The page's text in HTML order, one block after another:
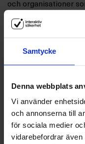
Samtycke
Denna webbplats
Vi använder
och annonserna till
för sociala medier
vidarebefordrar
och organisationer
kommentarsfälten i
tjänst som
företag hade
tjänster utefter det.
mest kända kvälls-
både i Norge och
erbjuder vi
modereringstjänster